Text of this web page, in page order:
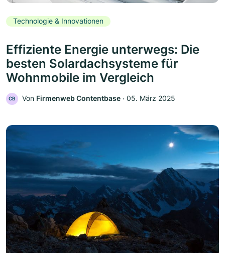
Technologie & Innovationen
Effiziente Energie unterwegs: Die
besten Solardachsysteme für
Wohnmobile im Vergleich
CB Von Firmenweb Contentbase ‧ 05. März 2025